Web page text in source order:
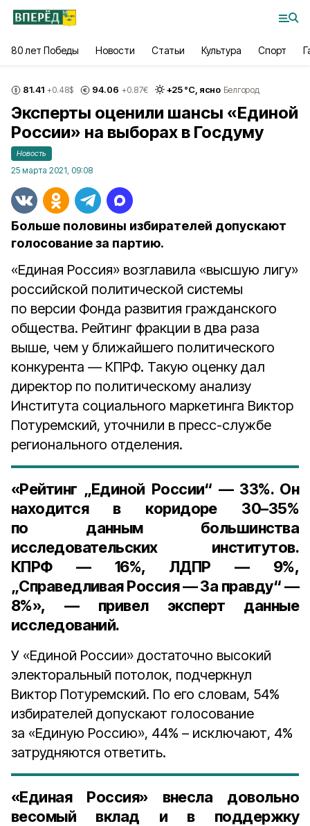
80 лет Победы Новости Статьи Культура Спорт
81.41 +0.48$ 94.06 +0.87€ +25°С, ясно Белгород
Эксперты оценили шансы «Единой
России» на выборах в Госдуму
Новость
25 марта 2021, 09:08
Больше половины избирателей допускают
голосование за партию.
«Единая Россия» возглавила «высшую лигу»
российской политической системы
по версии Фонда развития гражданского
общества. Рейтинг фракции в два раза
выше, чем у ближайшего политического
конкурента — КПРФ. Такую оценку дал
директор по политическому анализу
Института социального маркетинга Виктор
Потуремский, уточнили в пресс-службе
регионального отделения.
«Рейтинг „Единой России“ — 33%. Он
находится в коридоре 30–35%
по данным большинства
исследовательских институтов.
КПРФ — 16%, ЛДПР — 9%,
„Справедливая Россия — За правду“ —
8%», — привел эксперт данные
исследований.
У «Единой России» достаточно высокий
электоральный потолок, подчеркнул
Виктор Потуремский. По его словам, 54%
избирателей допускают голосование
за «Единую Россию», 44% – исключают, 4%
затрудняются ответить.
«Единая Россия» внесла довольно
весомый вклад и в поддержку